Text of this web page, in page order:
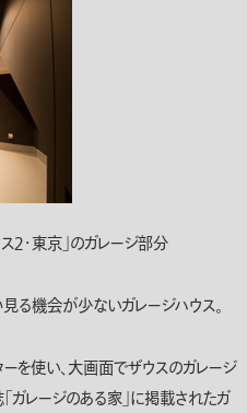
２・東京｣のガレージ部分
る機会が少ないガレージハウス。
を使い、大画面でザウスのガレージ
ガレージのある家」に掲載されたガ